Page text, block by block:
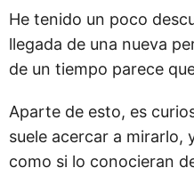
He tenido un poco
llegada de una nueva
de un tiempo parece
Aparte de esto, es
suele acercar a mirarlo,
como si lo conocieran